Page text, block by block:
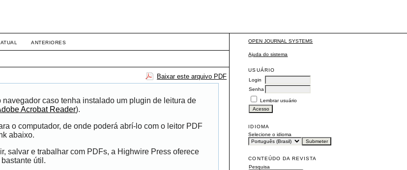
OPEN JOURNAL SYSTEMS
Ajuda do sistema
USUÁRIO
Login
Senha
Lembrar usuário
IDIOMA
Selecione o idioma
CONTEÚDO DA REVISTA
Pesquisa
ATUAL ANTERIORES
Baixar este arquivo PDF
caso tenha instalado um plugin de leitura de
Acrobat Reader).
o computador, de onde poderá abrí-lo com o leitor PDF
abaixo.
salvar e trabalhar com PDFs, a Highwire Press oferece
bastante útil.